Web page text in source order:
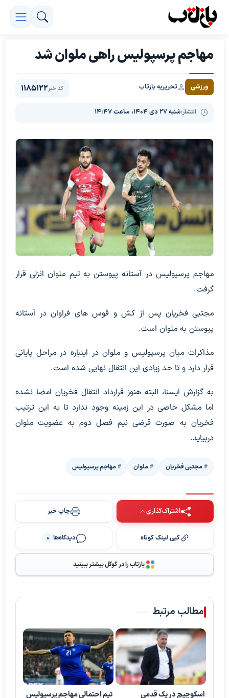
مهاجم پرسپولیس راهی ملوان شد
ورزشی تحریریه بازتاب
انتشار:شنبه ۲۷ دی ۱۴۰۴، ساعت ۱۴:۴۷
کد خبر1185122
مهاجم پرسپولیس در آستانه پیوستن به تیم ملوان انزلی قرار
گرفت.
مجتبی فخریان پس از کش و قوس های فراوان در آستانه
پیوستن به ملوان است.
مذاکرات میان پرسپولیس و ملوان در اینباره در مراحل پایانی
قرار دارد و تا حد زیادی این انتقال نهایی شده است.
به گزارشایسنا، البته هنوز قرارداد انتقال فخریان امضا نشده
اما مشکل خاصی در این زمینه وجود ندارد تا به این ترتیب
فخریان به صورت قرضی نیم فصل دوم به عضویت ملوان
دربیاید.
مجتبی فخریان ملوان مهاجم پرسپولیس
اشتراک‌گذاری چاپ خبر
کپی لینک کوتاه دیدگاه‌ها 0
بازتاب را در گوگل بیشتر ببینید
مطالب مرتبط
اسکوچیچ در یک قدمی
تیم احتمالی مهاجم پرسپولیس